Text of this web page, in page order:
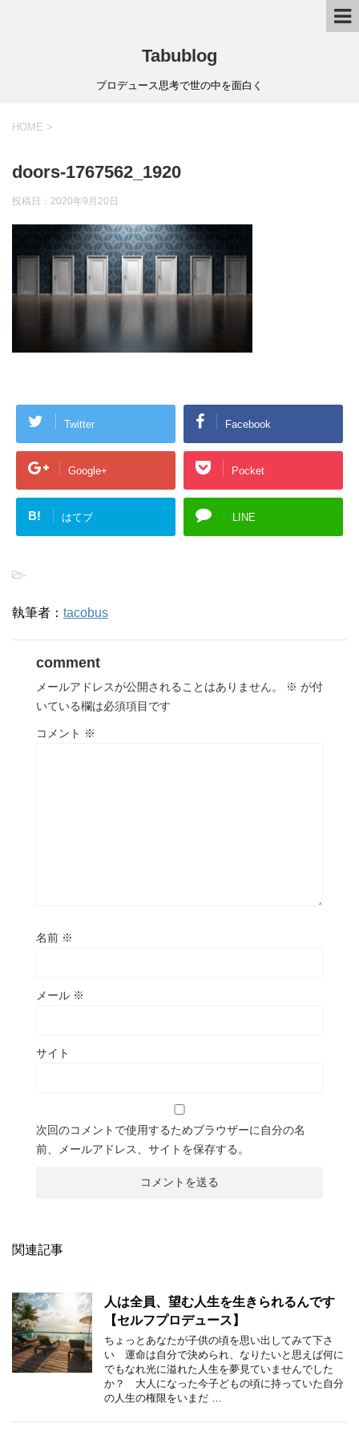
Tabublog
プロデュース思考で世の中を面白く
HOME >
doors-1767562_1920
投稿日： 2020年9月20日
Twitter Facebook
Google+ Pocket
B! はてブ LINE
-
執筆者： tacobus
comment
メールアドレスが公開されることはありません。 ※ が付
いている欄は必須項目です
コメント ※
名前 ※
メール ※
サイト
次回のコメントで使用するためブラウザーに自分の名
前、メールアドレス、サイトを保存する。
関連記事
人は全員、望む人生を生きられるんです
【セルフプロデュース】
ちょっとあなたが子供の頃を思い出してみて下さ
い 運命は自分で決められ、なりたいと思えば何に
でもなれ光に溢れた人生を夢見ていませんでした
か？ 大人になった今子どもの頃に持っていた自分
の人生の権限をいまだ …